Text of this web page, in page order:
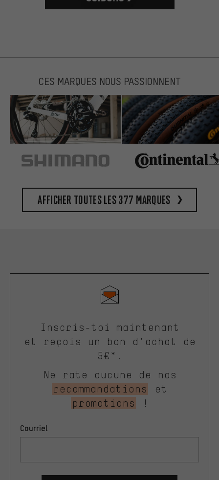
CES MARQUES NOUS PASSIONNENT
Afficher toutes les 377 marques
Inscris-toi maintenant
et reçois un bon d'achat de
5€*.
Ne rate aucune de nos
recommandations
et
promotions
!
Courriel